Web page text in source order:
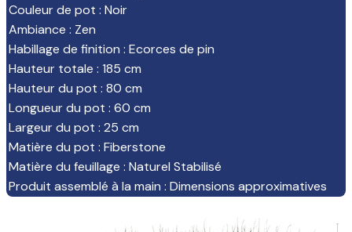
Couleur de pot : Noir
Ambiance : Zen
Habillage de finition : Ecorces de pin
Hauteur totale : 185 cm
Hauteur du pot : 80 cm
Longueur du pot : 60 cm
Largeur du pot : 25 cm
Matière du pot : Fiberstone
Matière du feuillage : Naturel Stabilisé
Produit assemblé à la main : Dimensions approximatives